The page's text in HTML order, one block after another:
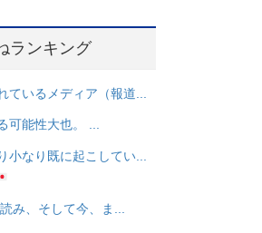
ランキング
ているメディア（報道...
可能性大也。 ...
小なり既に起こしてい...
み、そして今、ま...